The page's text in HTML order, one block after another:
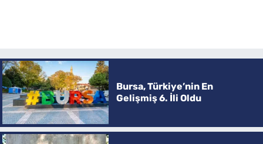
Bursa, Türkiye’nin En
Gelişmiş 6. İli Oldu